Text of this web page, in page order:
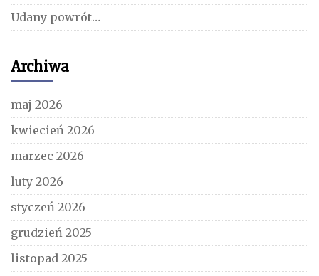
Udany powrót…
Archiwa
maj 2026
kwiecień 2026
marzec 2026
luty 2026
styczeń 2026
grudzień 2025
listopad 2025